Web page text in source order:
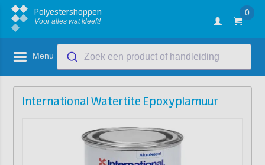
Polyestershoppen
Voor alles wat kleeft!
0
Menu Zoek een product of handleiding
International Watertite Epoxyplamuur